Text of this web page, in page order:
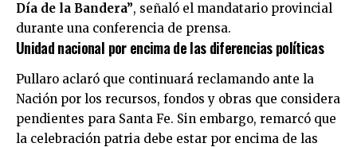
Día de la Bandera”, señaló el mandatario provincial
durante una conferencia de prensa.
Unidad nacional por encima de las diferencias políticas
Pullaro aclaró que continuará reclamando ante la
Nación por los recursos, fondos y obras que considera
pendientes para Santa Fe. Sin embargo, remarcó que
la celebración patria debe estar por encima de las